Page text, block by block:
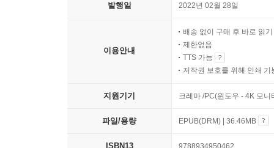
발행일 2022년 02월 28일
이용안내
배송 없이 구매 후 바로 읽기
제한없음
TTS 가능
저작권 보호를 위해 인쇄 기
지원기기 크레마 /PC(윈도우 - 4K 모
파일/용량 EPUB(DRM) | 36.46MB
ISBN13